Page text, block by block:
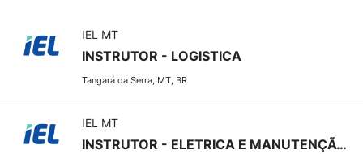
IEL MT
INSTRUTOR - LOGISTICA
Tangará da Serra, MT, BR
IEL MT
INSTRUTOR - ELETRICA E MANUTENÇÃO INDUSTRIAL